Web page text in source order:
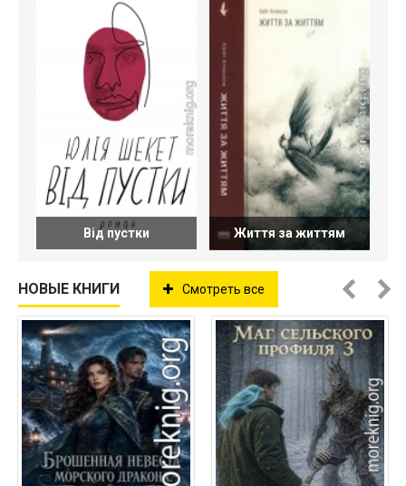
Від пустки Життя за життям
НОВЫЕ КНИГИ Смотреть все